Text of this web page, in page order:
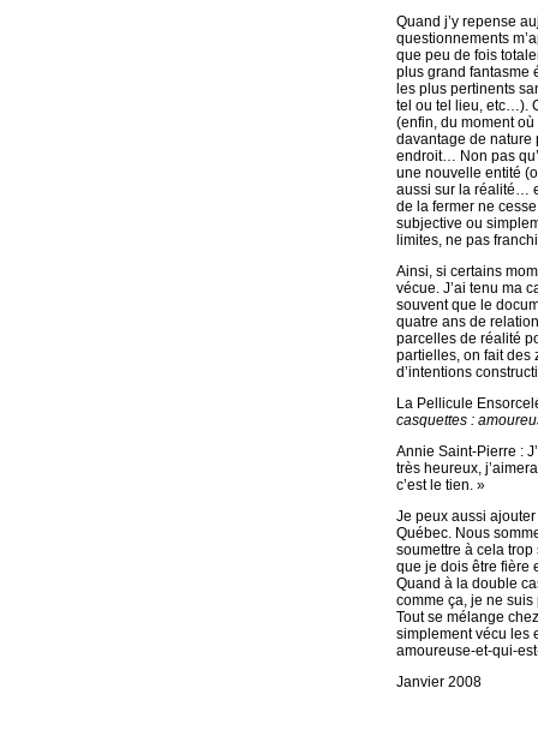
Quand j’y repense
questionnements
que peu de fois
plus grand fantasme
les plus pertinents
tel ou tel lieu, etc…).
(enfin, du moment
davantage de nature
endroit… Non pas
une nouvelle entité
aussi sur la réalité…
de la fermer ne
subjective ou
limites, ne pas
Ainsi, si certains
vécue. J’ai tenu ma
souvent que le
quatre ans de
parcelles de réalité
partielles, on fait des
d’intentions
La Pellicule
casquettes :
Annie Saint-Pierre :
très heureux,
c’est le tien. »
Je peux aussi
Québec. Nous
soumettre à cela
que je dois être fière
Quand à la double
comme ça, je ne
Tout se mélange
simplement vécu les
amoureuse-et-qui-
Janvier 2008